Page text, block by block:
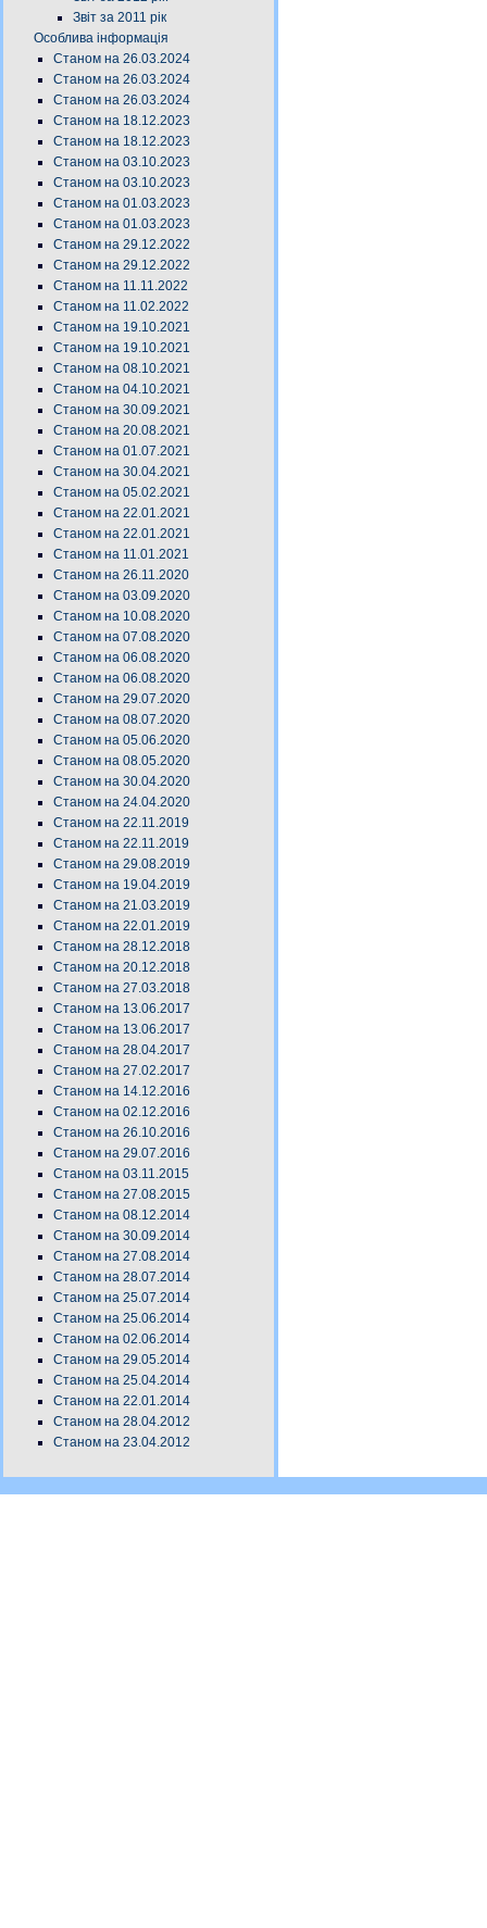
Звіт за 2011 рік
Особлива інформація
Станом на 26.03.2024
Станом на 26.03.2024
Станом на 26.03.2024
Станом на 18.12.2023
Станом на 18.12.2023
Станом на 03.10.2023
Станом на 03.10.2023
Станом на 01.03.2023
Станом на 01.03.2023
Станом на 29.12.2022
Станом на 29.12.2022
Станом на 11.11.2022
Станом на 11.02.2022
Станом на 19.10.2021
Станом на 19.10.2021
Станом на 08.10.2021
Станом на 04.10.2021
Станом на 30.09.2021
Станом на 20.08.2021
Станом на 01.07.2021
Станом на 30.04.2021
Станом на 05.02.2021
Станом на 22.01.2021
Станом на 22.01.2021
Станом на 11.01.2021
Станом на 26.11.2020
Станом на 03.09.2020
Станом на 10.08.2020
Станом на 07.08.2020
Станом на 06.08.2020
Станом на 06.08.2020
Станом на 29.07.2020
Станом на 08.07.2020
Станом на 05.06.2020
Станом на 08.05.2020
Станом на 30.04.2020
Станом на 24.04.2020
Станом на 22.11.2019
Станом на 22.11.2019
Станом на 29.08.2019
Станом на 19.04.2019
Станом на 21.03.2019
Станом на 22.01.2019
Станом на 28.12.2018
Станом на 20.12.2018
Станом на 27.03.2018
Станом на 13.06.2017
Станом на 13.06.2017
Станом на 28.04.2017
Станом на 27.02.2017
Станом на 14.12.2016
Станом на 02.12.2016
Станом на 26.10.2016
Станом на 29.07.2016
Станом на 03.11.2015
Станом на 27.08.2015
Станом на 08.12.2014
Станом на 30.09.2014
Станом на 27.08.2014
Станом на 28.07.2014
Станом на 25.07.2014
Станом на 25.06.2014
Станом на 02.06.2014
Станом на 29.05.2014
Станом на 25.04.2014
Станом на 22.01.2014
Станом на 28.04.2012
Станом на 23.04.2012